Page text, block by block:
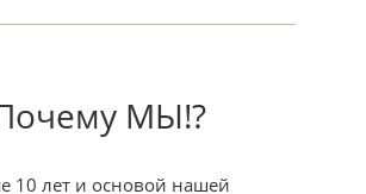
МЫ!?
10 лет и основой нашей